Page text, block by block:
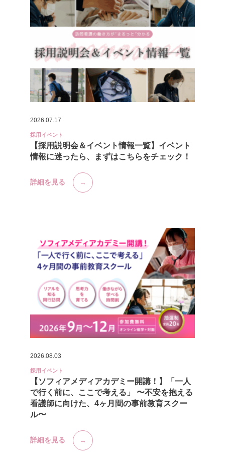
2026.07.17
採用イベント
【採用説明会＆イベント情報一覧】イベント
情報に迷ったら、まずはこちらをチェック！
詳細を見る
2026.08.03
採用イベント
【ソフィアメディアカデミー開講！】「一人
で行く前に、ここで考える」 〜不安を抱える
看護師に向けた、4ヶ月間の事前教育スクー
ル〜
詳細を見る